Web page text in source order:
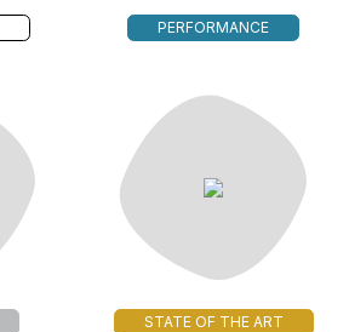
PERFORMANCE
STATE OF THE ART